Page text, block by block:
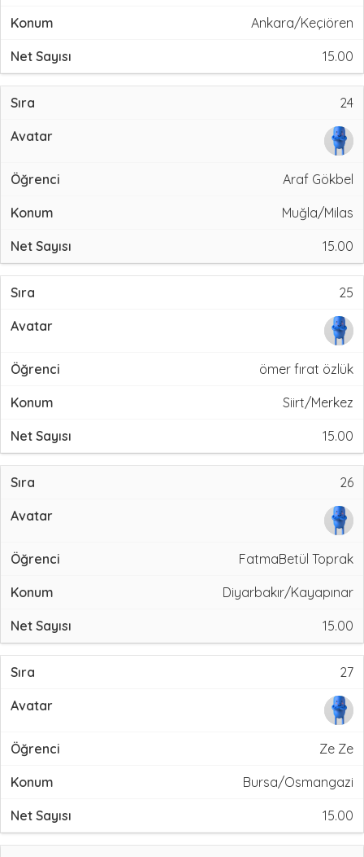
Ankara/Keçiören
15.00
24
Araf Gökbel
Muğla/Milas
15.00
25
ömer fırat özlük
Siirt/Merkez
15.00
26
FatmaBetül Toprak
Diyarbakır/Kayapınar
15.00
27
Ze Ze
Bursa/Osmangazi
15.00